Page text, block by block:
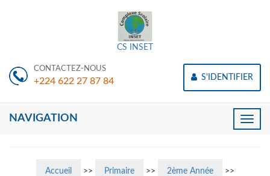
CS INSET
CONTACTEZ-NOUS
+224 622 27 87 84 S'IDENTIFIER
Toggle
NAVIGATION
Accueil >> Primaire >> 2ème Année >>